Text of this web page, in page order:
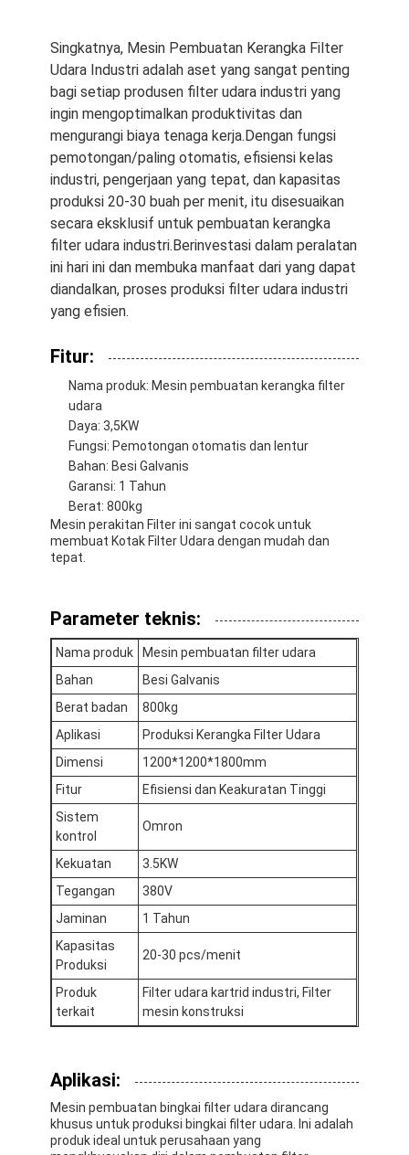
Rumah
Produk
Video
Tentang kami
Tur Pabrik
Kontrol Kualitas
Hubungi Kami
Berita
bicara sekarang
Mesin Pembuat Filter Udara
Mesin Manufaktur Filter Udara
Mesin Pembuat Filter Saku
Mesin Memukau Otomatis
Mesin Memukau Semi Otomatis
Frame Welder
Filter Hepa AC
Filter Pembersih Udara
Filter Tas Aluminium
Filter Kantong Debu
Mesin Jahitan Ultrasonik
Filter udara Mesin pembuatan kerangka
Singkatnya, Mesin Pembuatan Kerangka Filter
Udara Industri adalah aset yang sangat penting
bagi setiap produsen filter udara industri yang
ingin mengoptimalkan produktivitas dan
mengurangi biaya tenaga kerja.Dengan fungsi
pemotongan/paling otomatis, efisiensi kelas
industri, pengerjaan yang tepat, dan kapasitas
produksi 20-30 buah per menit, itu disesuaikan
secara eksklusif untuk pembuatan kerangka
filter udara industri.Berinvestasi dalam peralatan
ini hari ini dan membuka manfaat dari yang dapat
diandalkan, proses produksi filter udara industri
yang efisien.
Fitur:
Nama produk: Mesin pembuatan kerangka filter
udara
Daya: 3,5KW
Fungsi: Pemotongan otomatis dan lentur
Bahan: Besi Galvanis
Garansi: 1 Tahun
Berat: 800kg
Mesin perakitan Filter ini sangat cocok untuk
membuat Kotak Filter Udara dengan mudah dan
tepat.
Parameter teknis:
Nama produk
Mesin pembuatan filter udara
Bahan
Besi Galvanis
Berat badan
800kg
Aplikasi
Produksi Kerangka Filter Udara
Dimensi
1200*1200*1800mm
Fitur
Efisiensi dan Keakuratan Tinggi
Sistem
kontrol
Omron
Kekuatan
3.5KW
Tegangan
380V
Jaminan
1 Tahun
Kapasitas
Produksi
20-30 pcs/menit
Produk
terkait
Filter udara kartrid industri, Filter
mesin konstruksi
Aplikasi:
Mesin pembuatan bingkai filter udara dirancang
khusus untuk produksi bingkai filter udara. Ini adalah
produk ideal untuk perusahaan yang